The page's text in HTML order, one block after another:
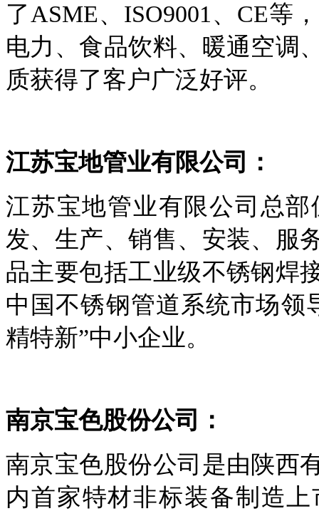
了ASME、ISO9001、CE等
电力、食品饮料、暖通空调
质获得了客户广泛好评。
江苏宝地管业有限公司：
江苏宝地管业有限公司总
发、生产、销售、安装、服
品主要包括工业级不锈钢焊
中国不锈钢管道系统市场领
精特新”中小企业。
南京宝色股份公司：
南京宝色股份公司是由陕西
内首家特材非标装备制造